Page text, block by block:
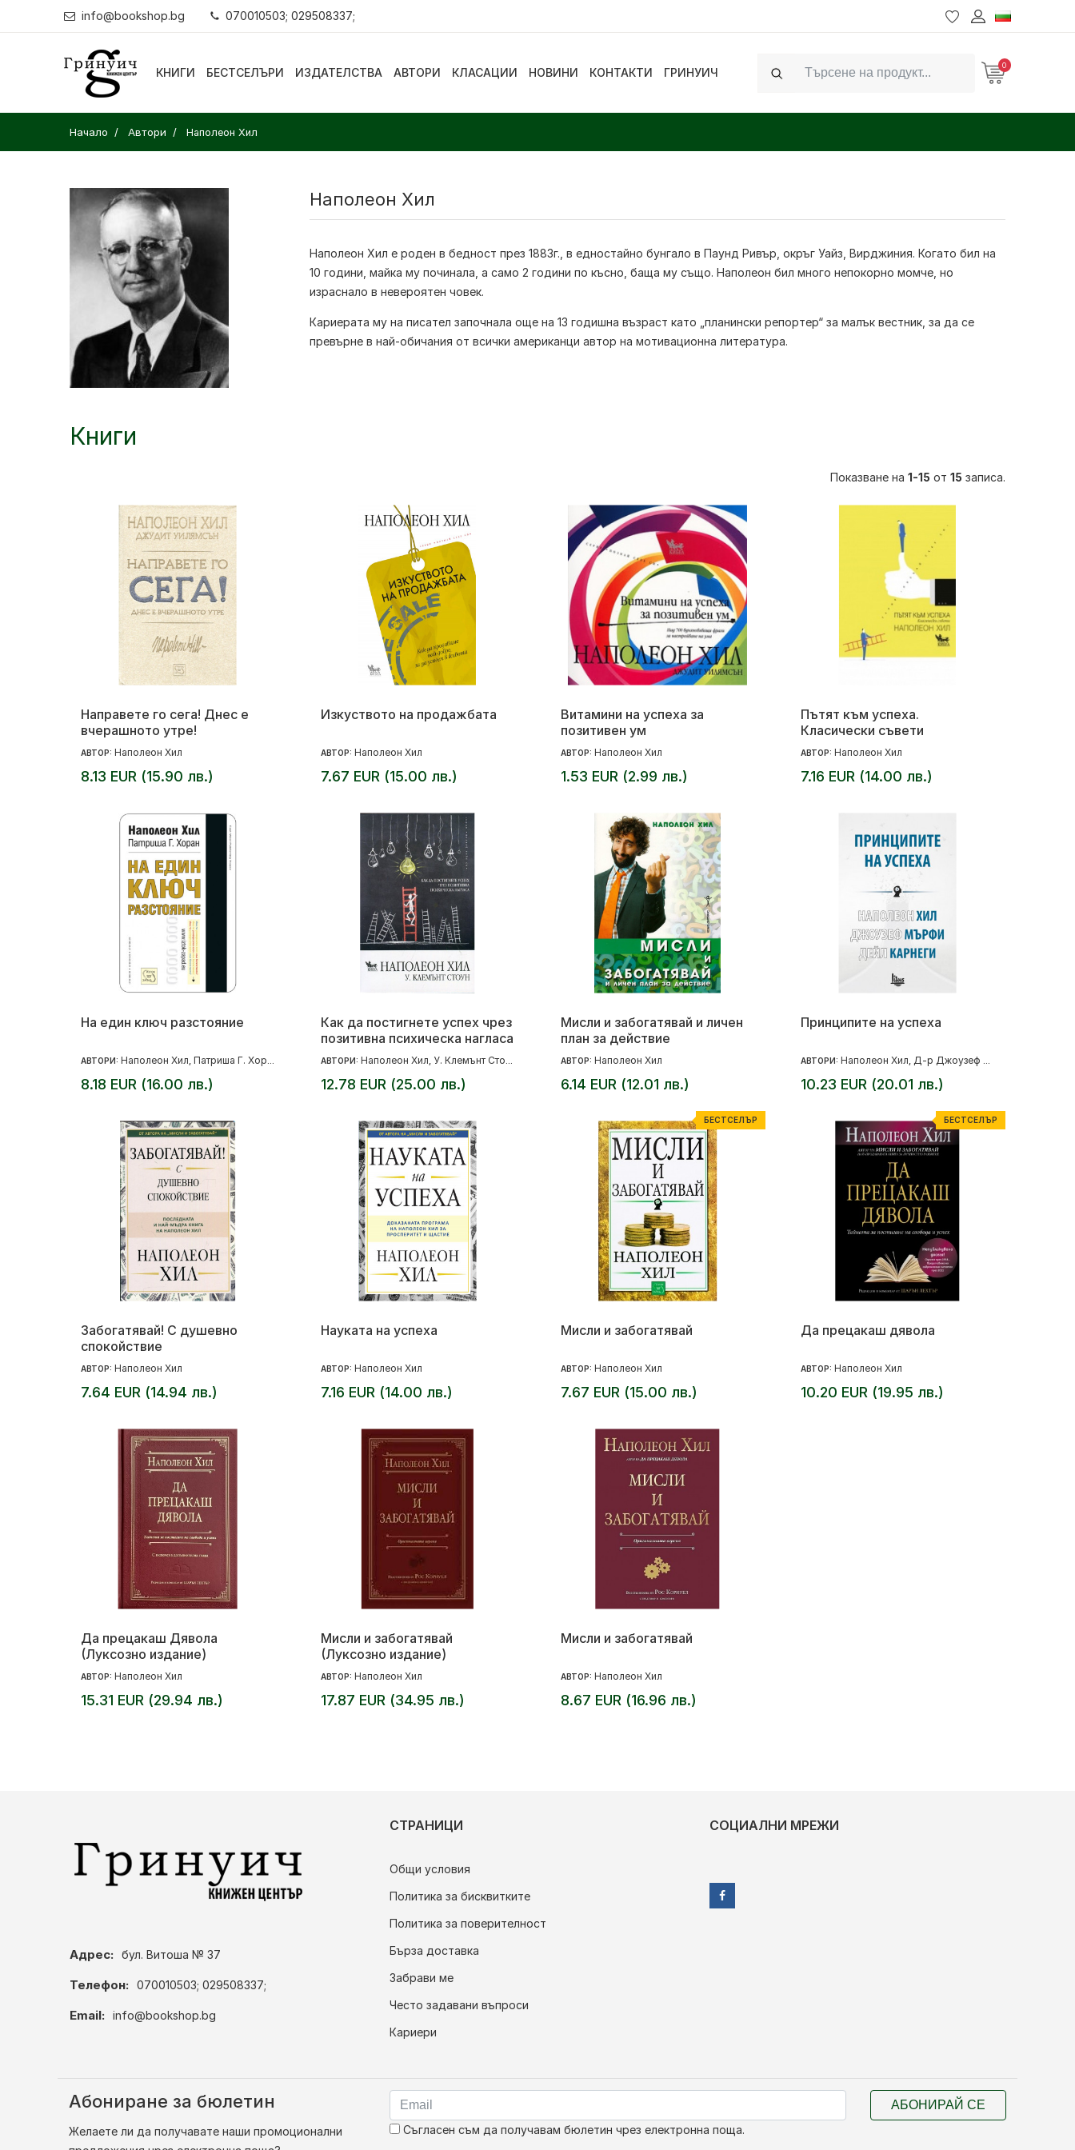
info@bookshop.bg 070010503; 029508337;
КНИГИ БЕСТСЕЛЪРИ ИЗДАТЕЛСТВА АВТОРИ КЛАСАЦИИ НОВИНИ КОНТАКТИ ГРИНУИЧ
Search
0
Начало Автори Наполеон Хил
Наполеон Хил
Наполеон Хил е роден в бедност през 1883г., в едностайно бунгало в Паунд Ривър, окръг Уайз, Вирджиния. Когато бил на
10 години, майка му починала, а само 2 години по късно, баща му също. Наполеон бил много непокорно момче, но
израснало в невероятен човек.
Кариерата му на писател започнала още на 13 годишна възраст като „планински репортер“ за малък вестник, за да се
превърне в най-обичания от всички американци автор на мотивационна литература.
Книги
Показване на 1-15 от 15 записа.
Направете го сега! Днес е
вчерашното утре!
АВТОР: Наполеон Хил
8.13 EUR (15.90 лв.)
Изкуството на продажбата
АВТОР: Наполеон Хил
7.67 EUR (15.00 лв.)
Витамини на успеха за
позитивен ум
АВТОР: Наполеон Хил
1.53 EUR (2.99 лв.)
Пътят към успеха.
Класически съвети
АВТОР: Наполеон Хил
7.16 EUR (14.00 лв.)
На един ключ разстояние
АВТОРИ: Наполеон Хил Патриша Г. Хоран
8.18 EUR (16.00 лв.)
Как да постигнете успех чрез
позитивна психическа нагласа
АВТОРИ: Наполеон Хил У. Клемънт Стоун
12.78 EUR (25.00 лв.)
Мисли и забогатявай и личен
план за действие
АВТОР: Наполеон Хил
6.14 EUR (12.01 лв.)
Принципите на успеха
АВТОРИ: Наполеон Хил Д-р Джоузеф Мърфи
10.23 EUR (20.01 лв.)
Забогатявай! С душевно
спокойствие
АВТОР: Наполеон Хил
7.64 EUR (14.94 лв.)
Науката на успеха
АВТОР: Наполеон Хил
7.16 EUR (14.00 лв.)
БЕСТСЕЛЪР
Мисли и забогатявай
АВТОР: Наполеон Хил
7.67 EUR (15.00 лв.)
БЕСТСЕЛЪР
Да прецакаш дявола
АВТОР: Наполеон Хил
10.20 EUR (19.95 лв.)
Да прецакаш Дявола
(Луксозно издание)
АВТОР: Наполеон Хил
15.31 EUR (29.94 лв.)
Мисли и забогатявай
(Луксозно издание)
АВТОР: Наполеон Хил
17.87 EUR (34.95 лв.)
Мисли и забогатявай
АВТОР: Наполеон Хил
8.67 EUR (16.96 лв.)
Адрес: бул. Витоша № 37
Телефон: 070010503; 029508337;
Email: info@bookshop.bg
СТРАНИЦИ
Общи условия
Политика за бисквитките
Политика за поверителност
Бърза доставка
Забрави ме
Често задавани въпроси
Кариери
СОЦИАЛНИ МРЕЖИ
Абониране за бюлетин
Желаете ли да получавате наши промоционални
Съгласен съм да получавам бюлетин чрез електронна поща.
АБОНИРАЙ СЕ